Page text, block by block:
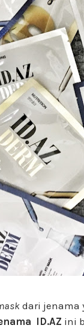
dari jenama
ID.AZ ini